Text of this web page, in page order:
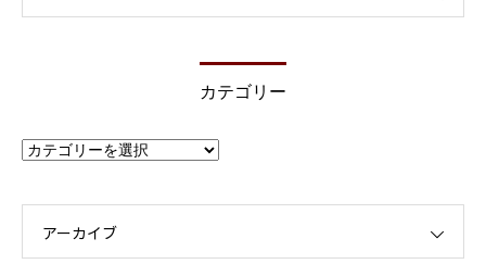
カテゴリー
カ
テ
ー
アーカイブ